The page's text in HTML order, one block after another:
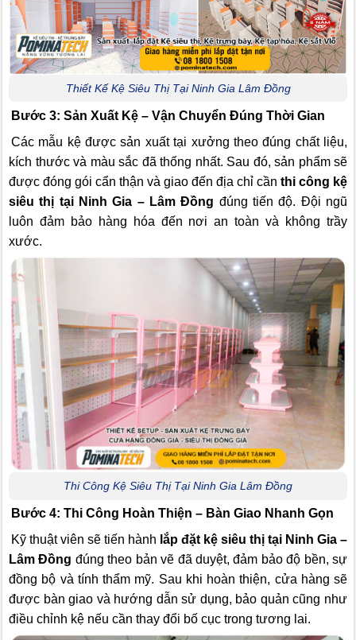
Thiết Kế Kệ Siêu Thị Tại Ninh Gia Lâm Đồng
Bước 3: Sản Xuất Kệ – Vận Chuyển Đúng Thời Gian
Các mẫu kệ được sản xuất tại xưởng theo đúng chất liệu,
kích thước và màu sắc đã thống nhất. Sau đó, sản phẩm sẽ
được đóng gói cẩn thận và giao đến địa chỉ cần thi công kệ
siêu thị tại Ninh Gia – Lâm Đồng đúng tiến độ. Đội ngũ
luôn đảm bảo hàng hóa đến nơi an toàn và không trầy
xước.
Thi Công Kệ Siêu Thị Tại Ninh Gia Lâm Đồng
Bước 4: Thi Công Hoàn Thiện – Bàn Giao Nhanh Gọn
Kỹ thuật viên sẽ tiến hành lắp đặt kệ siêu thị tại Ninh Gia –
Lâm Đồng đúng theo bản vẽ đã duyệt, đảm bảo độ bền, sự
đồng bộ và tính thẩm mỹ. Sau khi hoàn thiện, cửa hàng sẽ
được bàn giao và hướng dẫn sử dụng, bảo quản cũng như
điều chỉnh kệ nếu cần thay đổi bố cục trong tương lai.